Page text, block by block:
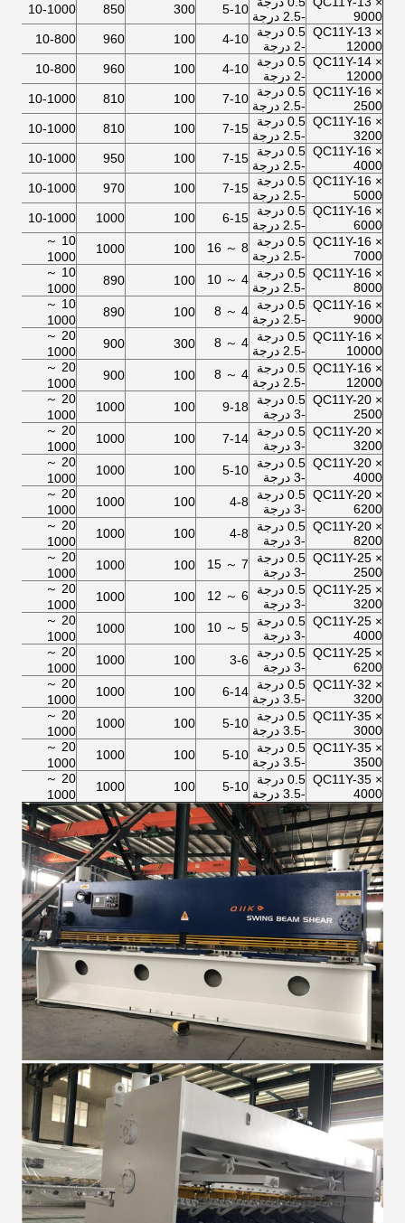
9000
-2.5 درجة
5-10
300
850
10-1000
QC11Y-13 ×
12000
0.5 درجة
-2 درجة
4-10
100
960
10-800
QC11Y-14 ×
12000
0.5 درجة
-2 درجة
4-10
100
960
10-800
QC11Y-16 ×
2500
0.5 درجة
-2.5 درجة
7-10
100
810
10-1000
QC11Y-16 ×
3200
0.5 درجة
-2.5 درجة
7-15
100
810
10-1000
QC11Y-16 ×
4000
0.5 درجة
-2.5 درجة
7-15
100
950
10-1000
QC11Y-16 ×
5000
0.5 درجة
-2.5 درجة
7-15
100
970
10-1000
QC11Y-16 ×
6000
0.5 درجة
-2.5 درجة
6-15
100
1000
10-1000
QC11Y-16 ×
7000
0.5 درجة
-2.5 درجة
8 ～ 16
100
1000
10 ～
1000
QC11Y-16 ×
8000
0.5 درجة
-2.5 درجة
4 ～ 10
100
890
10 ～
1000
QC11Y-16 ×
9000
0.5 درجة
-2.5 درجة
4 ～ 8
100
890
10 ～
1000
QC11Y-16 ×
10000
0.5 درجة
-2.5 درجة
4 ～ 8
300
900
20 ～
1000
QC11Y-16 ×
12000
0.5 درجة
-2.5 درجة
4 ～ 8
100
900
20 ～
1000
QC11Y-20 ×
2500
0.5 درجة
-3 درجة
9-18
100
1000
20 ～
1000
QC11Y-20 ×
3200
0.5 درجة
-3 درجة
7-14
100
1000
20 ～
1000
QC11Y-20 ×
4000
0.5 درجة
-3 درجة
5-10
100
1000
20 ～
1000
QC11Y-20 ×
6200
0.5 درجة
-3 درجة
4-8
100
1000
20 ～
1000
QC11Y-20 ×
8200
0.5 درجة
-3 درجة
4-8
100
1000
20 ～
1000
QC11Y-25 ×
2500
0.5 درجة
-3 درجة
7 ～ 15
100
1000
20 ～
1000
QC11Y-25 ×
3200
0.5 درجة
-3 درجة
6 ～ 12
100
1000
20 ～
1000
QC11Y-25 ×
4000
0.5 درجة
-3 درجة
5 ～ 10
100
1000
20 ～
1000
QC11Y-25 ×
6200
0.5 درجة
-3 درجة
3-6
100
1000
20 ～
1000
QC11Y-32 ×
3200
0.5 درجة
-3.5 درجة
6-14
100
1000
20 ～
1000
QC11Y-35 ×
3000
0.5 درجة
-3.5 درجة
5-10
100
1000
20 ～
1000
QC11Y-35 ×
3500
0.5 درجة
-3.5 درجة
5-10
100
1000
20 ～
1000
QC11Y-35 ×
4000
0.5 درجة
-3.5 درجة
5-10
100
1000
20 ～
1000